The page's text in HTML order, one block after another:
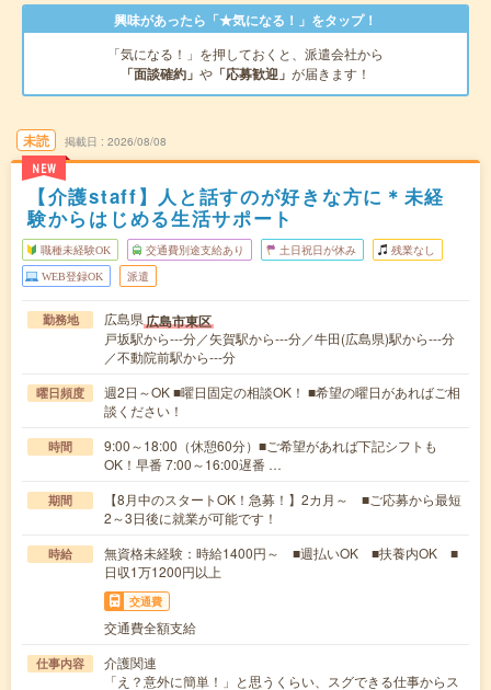
興味があったら「★気になる！」をタップ！
「気になる！」を押しておくと、派遣会社から
「面談確約」 や 「応募歓迎」 が届きます！
未読
NEW
掲載日 2026/08/08
【介護staff】人と話すのが好きな方に＊未経
験からはじめる生活サポート
職種未経験OK 交通費別途支給あり 土日祝日が休み 残業なし
WEB登録OK 派遣
勤務地 広島県広島市東区
戸坂駅から---分／矢賀駅から---分／牛田(広島県)駅から---分
／不動院前駅から---分
曜日頻度
週2日～OK ■曜日固定の相談OK！ ■希望の曜日があればご相
談ください！
時間
9:00～18:00（休憩60分）■ご希望があれば下記シフトも
OK！早番 7:00～16:00遅番 …
期間
【8月中のスタートOK！急募！】2カ月～ ■ご応募から最短
2～3日後に就業が可能です！
時給
無資格未経験：時給1400円～ ■週払いOK ■扶養内OK ■
日収1万1200円以上
交通費
交通費全額支給
仕事内容
介護関連
「え？意外に簡単！」と思うくらい、スグできる仕事からス